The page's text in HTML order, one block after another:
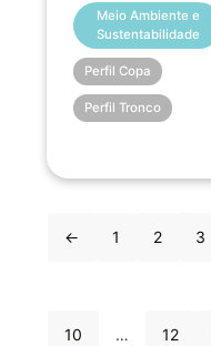
Meio Ambiente e
Sustentabilidade
Perfil Copa
Perfil Tronco
← 1 2 3
10 … 12